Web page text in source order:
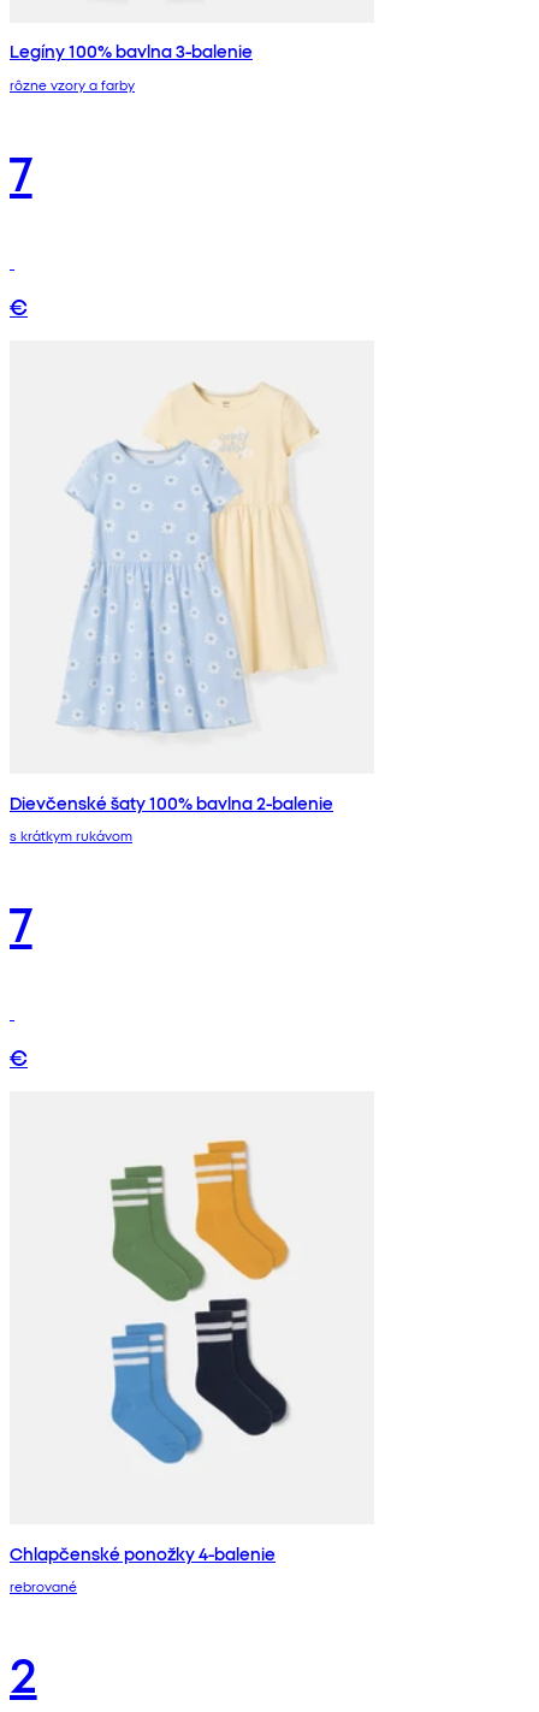
Legíny 100% bavlna 3-balenie
rôzne vzory a farby
7
€
Dievčenské šaty 100% bavlna 2-balenie
s krátkym rukávom
7
€
Chlapčenské ponožky 4-balenie
rebrované
2